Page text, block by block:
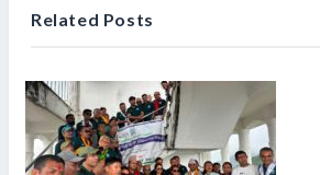
Related Posts